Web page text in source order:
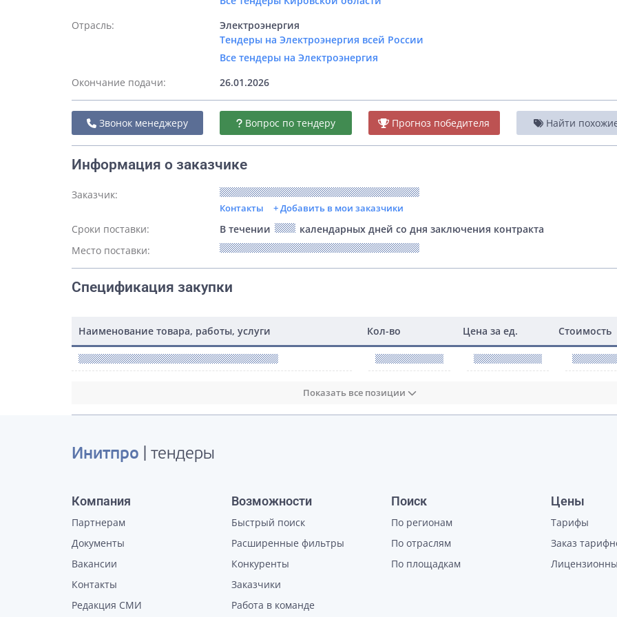
Отрасль:
Электроэнергия
Тендеры на Электроэнергия всей России
Все тендеры на Электроэнергия
Окончание подачи:
26.01.2026
Звонок менеджеру Вопрос по тендеру Прогноз победителя Найти
Информация о заказчике
Заказчик:
Контакты + Добавить в мои заказчики
Сроки поставки: В течении
календарных дней со дня заключения контракта
Место поставки:
Спецификация закупки
Наименование товара, работы, услуги Кол-во Цена за ед. Стоимость
Показать все позиции
Инитпро | тендеры
Компания
Партнерам
Документы
Вакансии
Контакты
Редакция СМИ
Возможности
Быстрый поиск
Расширенные фильтры
Конкуренты
Заказчики
Работа в команде
Поиск
По регионам
По отраслям
По площадкам
Цены
Тарифы
Заказ